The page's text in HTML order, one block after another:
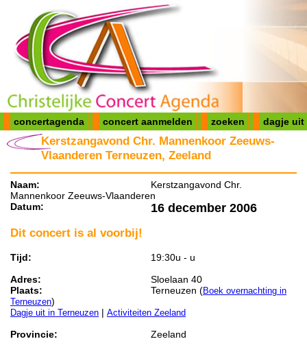
concertagenda concert aanmelden zoeken dagje uit
Kerstzangavond Chr. Mannenkoor Zeeuws-
Vlaanderen Terneuzen, Zeeland
Naam:
Kerstzangavond Chr.
Mannenkoor Zeeuws-Vlaanderen
Datum:
16 december 2006
Dit concert is al voorbij!
Tijd:
19:30u - u
Adres:
Sloelaan 40
Plaats:
Terneuzen (Boek overnachting in
Terneuzen)
Dagje uit in Terneuzen | Activiteiten Zeeland
Provincie:
Zeeland